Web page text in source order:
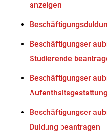
anzeigen
Studierende
Duldung beantragen